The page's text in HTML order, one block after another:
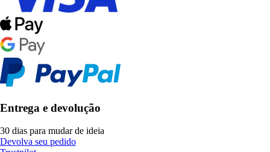
Entrega e devolução
30 dias para mudar de ideia
Devolva seu pedido